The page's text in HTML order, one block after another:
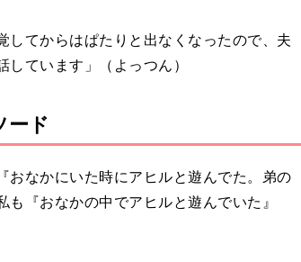
てからはぱたりと出なくなったので、夫
ています」（よっつん）
ード
おなかにいた時にアヒルと遊んでた。弟の
『おなかの中でアヒルと遊んでいた』